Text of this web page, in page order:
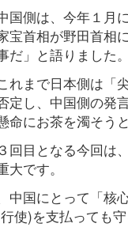
国側は、今年１月
宝首相が野田首相
だ」と語りました。
れまで日本側は「
定し、中国側の発
命にお茶を濁そう
回目となる今回は
大です。
中国にとって「核
使)を支払っても